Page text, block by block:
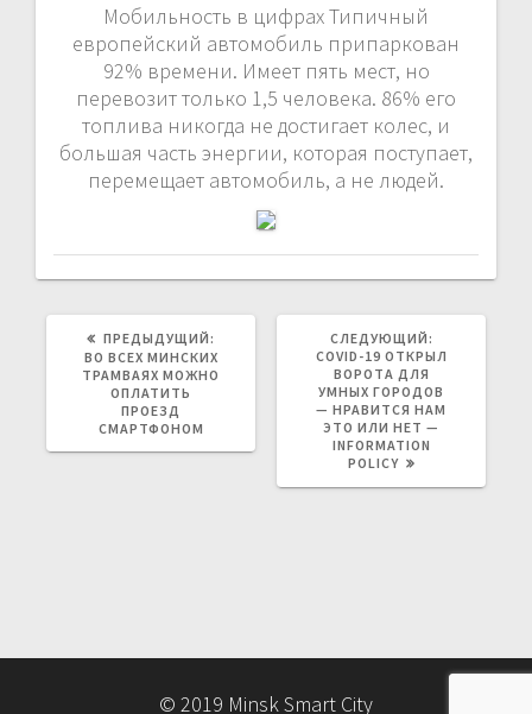
Мобильность в цифрах Типичный
европейский автомобиль припаркован
92% времени. Имеет пять мест, но
перевозит только 1,5 человека. 86% его
топлива никогда не достигает колес, и
большая часть энергии, которая поступает,
перемещает автомобиль, а не людей.
ПРЕДЫДУЩИЙ:
ЗАПИСЬ:
ВО ВСЕХ МИНСКИХ
ТРАМВАЯХ МОЖНО
ОПЛАТИТЬ
ПРОЕЗД
СМАРТФОНОМ
СЛЕДУЮЩИЙ:
ЗАПИСЬ:
COVID-19 ОТКРЫЛ
ВОРОТА ДЛЯ
УМНЫХ ГОРОДОВ
— НРАВИТСЯ НАМ
ЭТО ИЛИ НЕТ —
INFORMATION
POLICY
© 2019 Minsk Smart City